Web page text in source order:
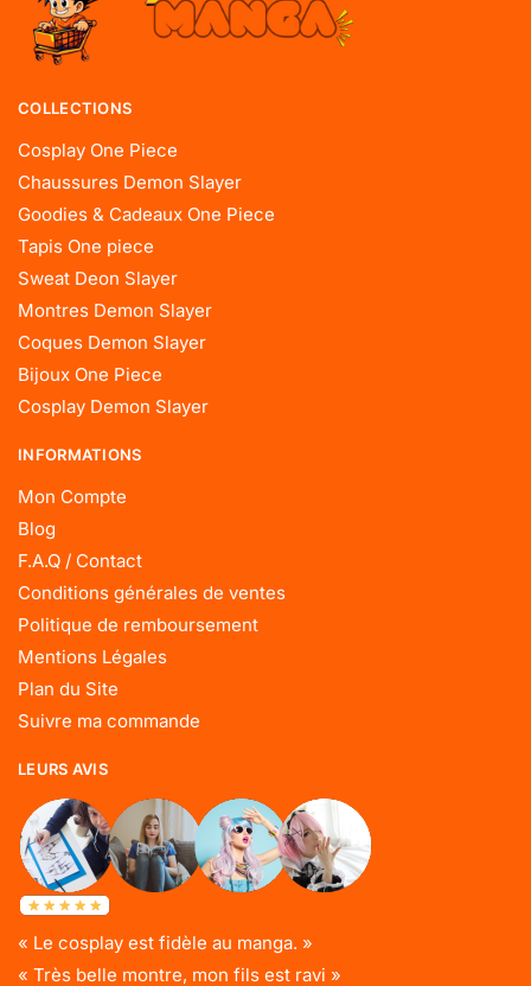
COLLECTIONS
Cosplay One Piece
Chaussures Demon Slayer
Goodies & Cadeaux One Piece
Tapis One piece
Sweat Deon Slayer
Montres Demon Slayer
Coques Demon Slayer
Bijoux One Piece
Cosplay Demon Slayer
INFORMATIONS
Mon Compte
Blog
F.A.Q / Contact
Conditions générales de ventes
Politique de remboursement
Mentions Légales
Plan du Site
Suivre ma commande
LEURS AVIS
« Le cosplay est fidèle au manga. »
« Très belle montre, mon fils est ravi »